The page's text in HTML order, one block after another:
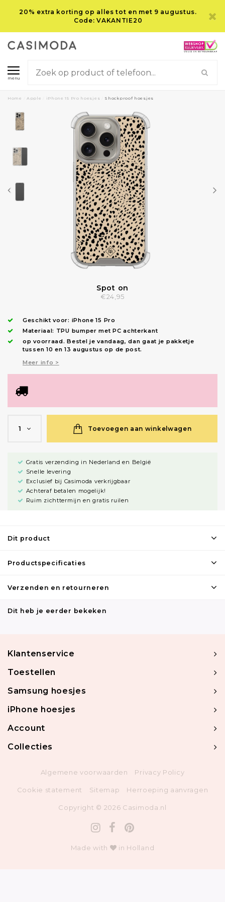
20% extra korting op alles tot en met 9 augustus.
Code: VAKANTIE20
menu
Home Apple iPhone 15 Pro hoesjes Shockproof hoesjes
Spot on
€24,95
Geschikt voor: iPhone 15 Pro
Materiaal: TPU bumper met PC achterkant
op voorraad.Bestel je vandaag, dan gaat je pakketje
tussen 10 en 13 augustus op de post.
Meer info >
1 Toevoegen aan winkelwagen
Gratis verzending in Nederland en België
Snelle levering
Exclusief bij Casimoda verkrijgbaar
Achteraf betalen mogelijk!
Ruim zichttermijn en gratis ruilen
Dit product
Productspecificaties
Verzenden en retourneren
Dit heb je eerder bekeken
Klantenservice
Toestellen
Samsung hoesjes
iPhone hoesjes
Account
Collecties
Algemene voorwaarden Privacy Policy
Cookie statement Sitemap Herroeping aanvragen
Copyright © 2026 Casimoda.nl
Made with in Holland